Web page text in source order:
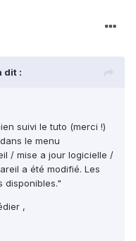
dit :
suivi le tuto (merci !)
le menu
/ mise a jour logicielle /
a été modifié. Les
disponibles."
,